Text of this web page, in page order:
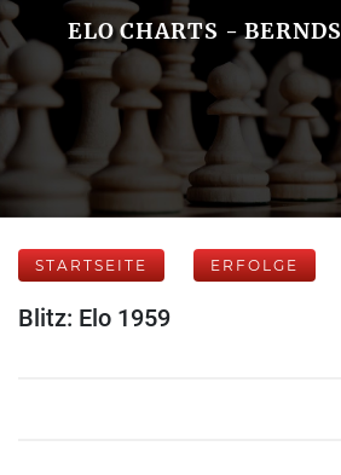
ELO CHARTS - BERNDS
STARTSEITE ERFOLGE
Blitz: Elo 1959